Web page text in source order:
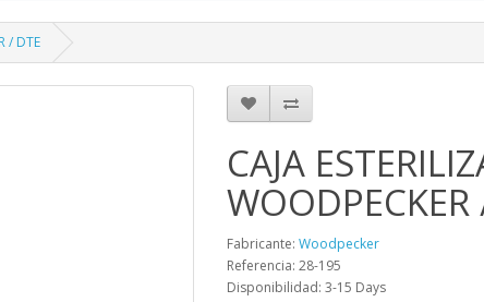
/ DTE
CAJA
WOODPECKER
Fabricante: Woodpecker
Referencia: 28-195
Disponibilidad: 3-15 Days